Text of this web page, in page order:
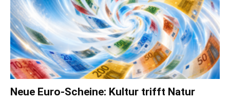
Neue Euro-Scheine: Kultur trifft Natur